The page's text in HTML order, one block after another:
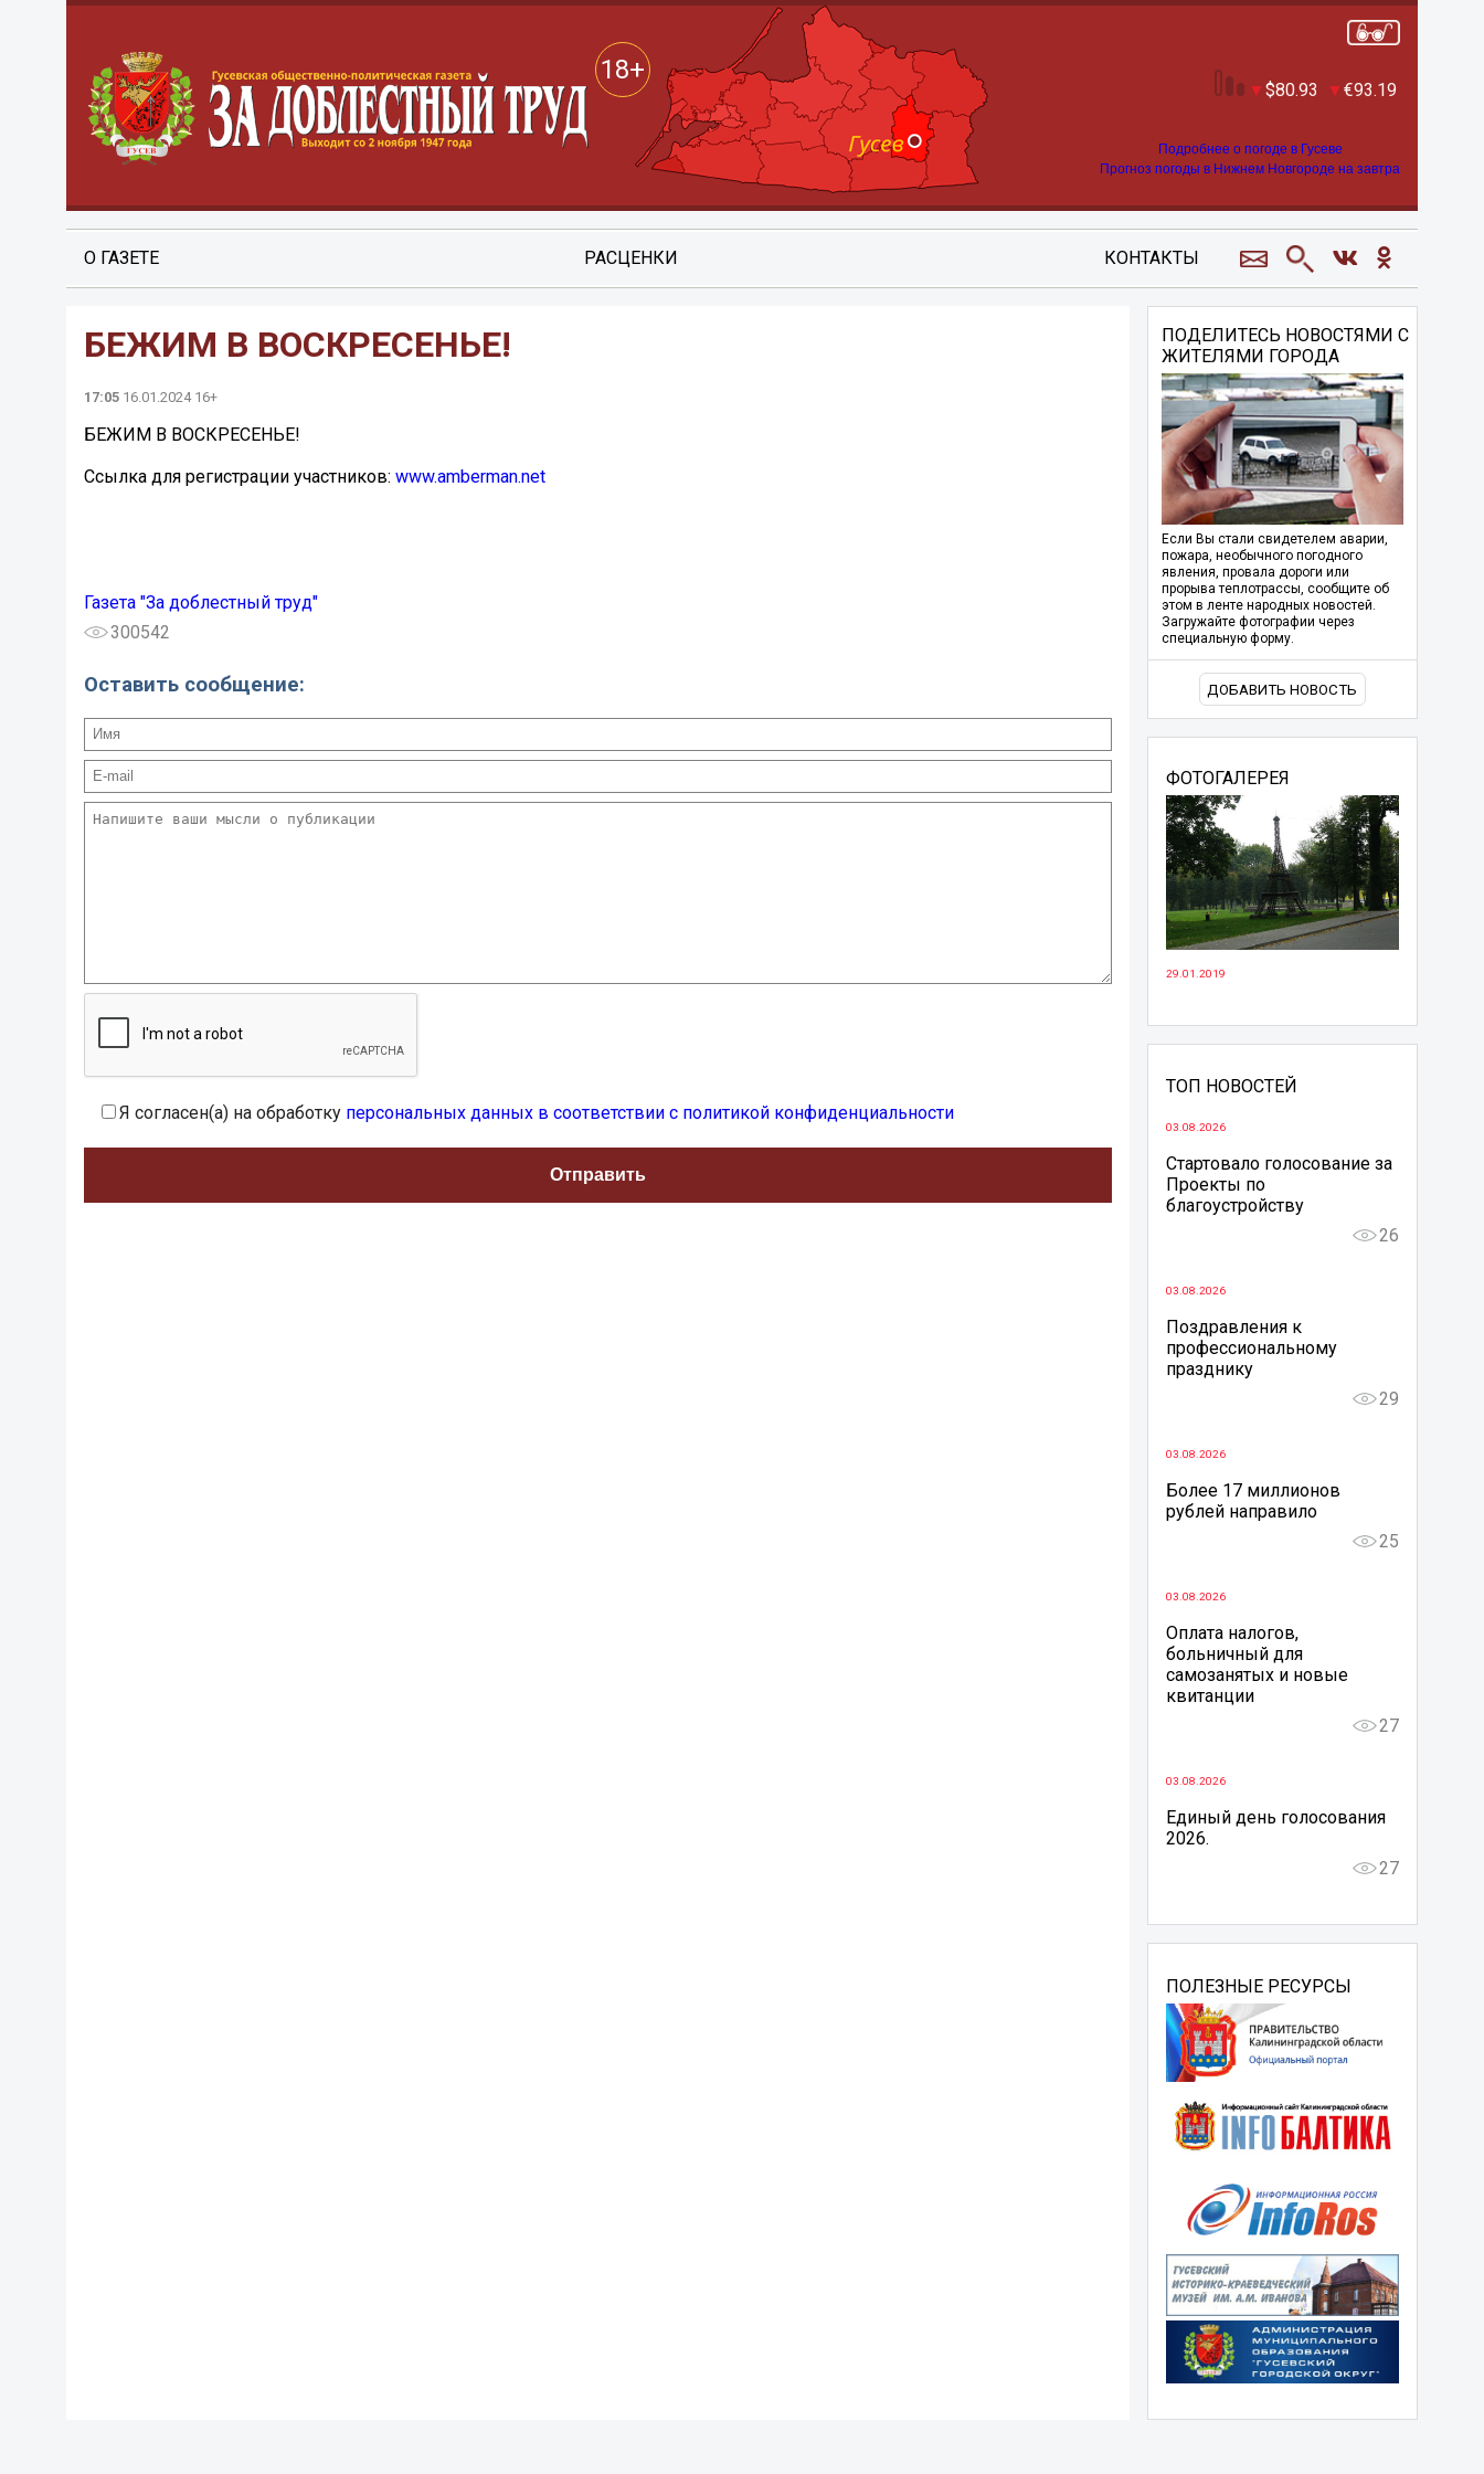
18+
80.93 93.19
Подробнее о погоде в Гусеве
Прогноз погоды в Нижнем Новгороде на завтра
О ГАЗЕТЕ РАСЦЕНКИ КОНТАКТЫ
БЕЖИМ В ВОСКРЕСЕНЬЕ!
17:05 16.01.2024 16+
БЕЖИМ В ВОСКРЕСЕНЬЕ!
Ссылка для регистрации участников: www.amberman.net
Газета "За доблестный труд"
300542
Оставить сообщение:
Я согласен(а) на обработку персональных данных в соответствии с политикой конфиденциальности
ПОДЕЛИТЕСЬ НОВОСТЯМИ С
ЖИТЕЛЯМИ ГОРОДА
Если Вы стали свидетелем аварии,
пожара, необычного погодного
явления, провала дороги или
прорыва теплотрассы, сообщите об
этом в ленте народных новостей.
Загружайте фотографии через
специальную форму.
ДОБАВИТЬ НОВОСТЬ
ФОТОГАЛЕРЕЯ
29.01.2019
ТОП НОВОСТЕЙ
03.08.2026
Стартовало голосование за
Проекты по
благоустройству
26
03.08.2026
Поздравления к
профессиональному
празднику
29
03.08.2026
Более 17 миллионов
рублей направило
25
03.08.2026
Оплата налогов,
больничный для
самозанятых и новые
квитанции
27
03.08.2026
Единый день голосования
2026.
27
ПОЛЕЗНЫЕ РЕСУРСЫ